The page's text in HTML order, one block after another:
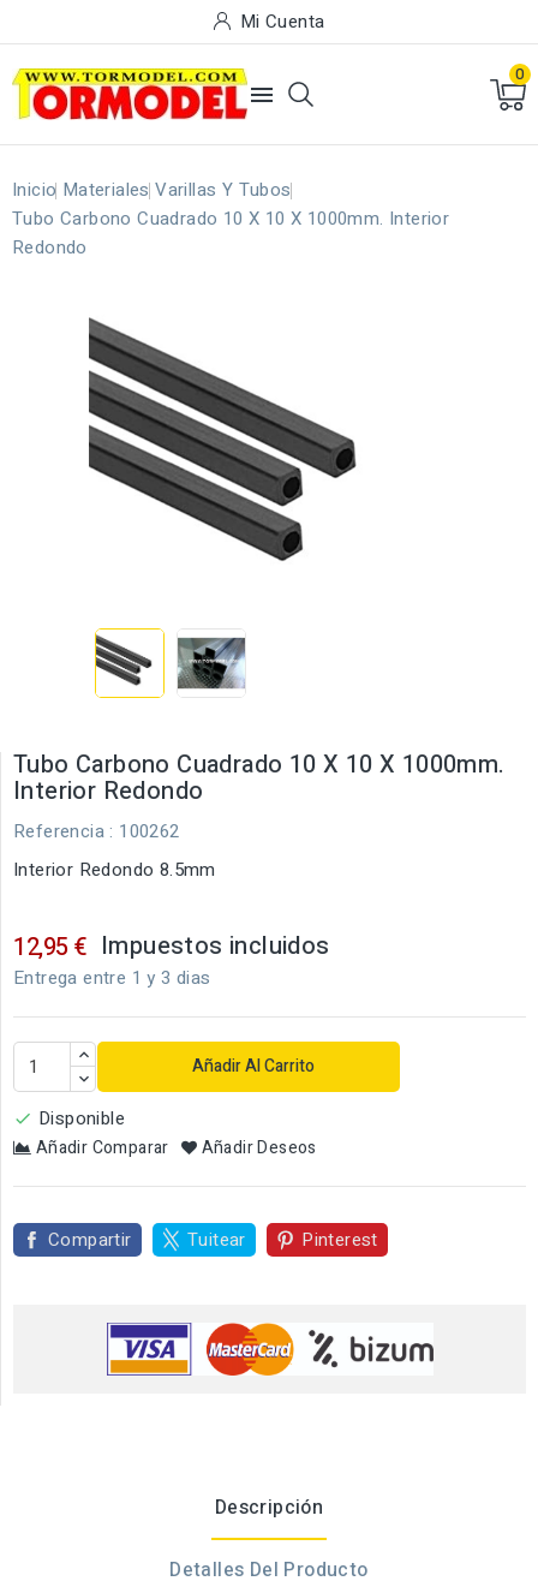
Mi Cuenta

0
Inicio Materiales Varillas Y Tubos
Tubo Carbono Cuadrado 10 X 10 X 1000mm. Interior
Redondo
Tubo Carbono Cuadrado 10 X 10 X 1000mm.
Interior Redondo
Referencia : 100262
Interior Redondo 8.5mm
12,95 € Impuestos incluidos
Entrega entre 1 y 3 dias
Añadir Al Carrito
 Disponible
Añadir Comparar Añadir Deseos
Compartir Tuitear Pinterest
Descripción
Detalles Del Producto